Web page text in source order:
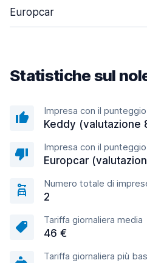
Europcar
Statistiche sul
Impresa con il
Keddy (valutazione
Impresa con il
Europcar
Numero totale di
2
Tariffa giornaliera media
46 €
Tariffa giornaliera più